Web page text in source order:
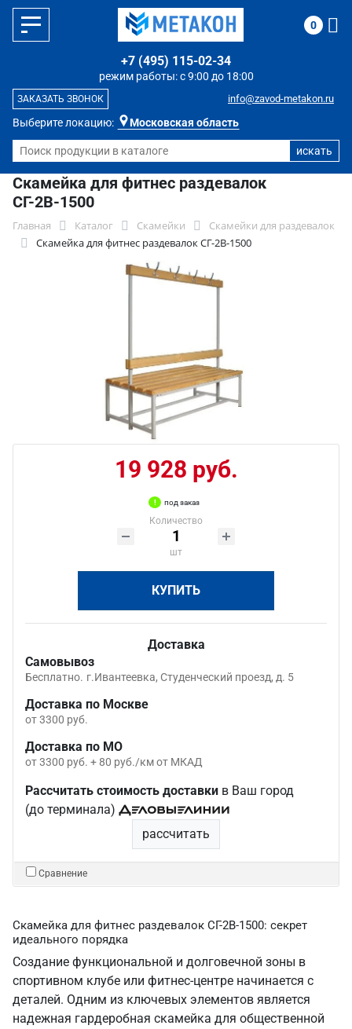
Выберите локацию: Московская область
режим работы: с 9:00 до 18:00
+7 (495) 115-02-34
info@zavod-metakon.ru
ЗАКАЗАТЬ ЗВОНОК
0
Скамейка для фитнес раздевалок
СГ-2В-1500
Главная Каталог Скамейки
Скамейки для раздевалок
Скамейка для фитнес раздевалок СГ-2В-1500
19 928 руб.
под заказ
Количество
шт
КУПИТЬ
Доставка
Самовывоз
Бесплатно. г.Ивантеевка, Студенческий проезд, д. 5
Доставка по Москве
от 3300 руб.
Доставка по МО
от 3300 руб. + 80 руб./км от МКАД
Рассчитать стоимость доставки в Ваш город
(до терминала)
рассчитать
Сравнение
Скамейка для фитнес раздевалок СГ-2В-1500: секрет
идеального порядка
Создание функциональной и долговечной зоны в
спортивном клубе или фитнес-центре начинается с
деталей. Одним из ключевых элементов является
надежная гардеробная скамейка для общественной